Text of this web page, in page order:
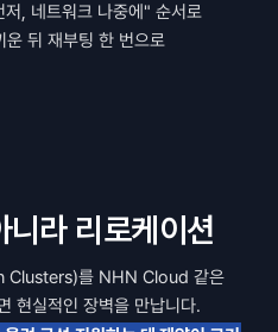
, 네트워크 나중에" 순서로
뒤 재부팅 한 번으로
니라 리로케이션
를 NHN Cloud 같은